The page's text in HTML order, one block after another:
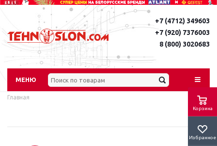
Корзина
Избранное
+7 (4712) 349603
+7 (920) 7376003
8 (800) 3020683
МЕНЮ
Главная